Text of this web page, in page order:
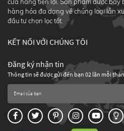
hàng hóa đa dạng về chủng loại lẫn
đầu tư chọn lọc tốt.
KẾT NỐI VỚI CHÚNG TÔI
Đăng ký nhận tin
Thông tin sẽ được gửi đến bạn 02 lần mỗi